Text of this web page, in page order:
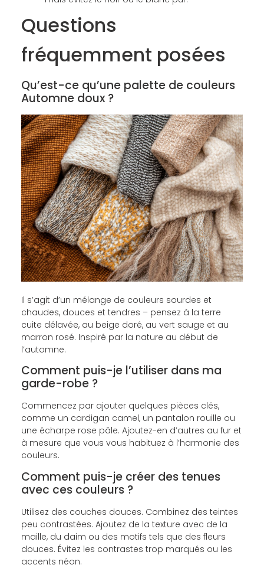
Questions
fréquemment posées
Qu’est-ce qu’une palette de couleurs
Automne doux ?
Il s’agit d’un mélange de couleurs sourdes et
chaudes, douces et tendres – pensez à la terre
cuite délavée, au beige doré, au vert sauge et au
marron rosé. Inspiré par la nature au début de
l’automne.
Comment puis-je l’utiliser dans ma
garde-robe ?
Commencez par ajouter quelques pièces clés,
comme un cardigan camel, un pantalon rouille ou
une écharpe rose pâle. Ajoutez-en d’autres au fur et
à mesure que vous vous habituez à l’harmonie des
couleurs.
Comment puis-je créer des tenues
avec ces couleurs ?
Utilisez des couches douces. Combinez des teintes
peu contrastées. Ajoutez de la texture avec de la
maille, du daim ou des motifs tels que des fleurs
douces. Évitez les contrastes trop marqués ou les
accents néon.